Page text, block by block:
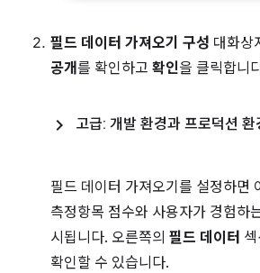
필드 데이터 가져오기 구성 대화상
공개를 확인하고 확인을 클릭합니
고급: 개발 환경과 프로덕션 환
필드 데이터 가져오기를 설정하면
측정항목 점수와 사용자가 경험하
시됩니다. 오른쪽의 필드 데이터
확인할 수 있습니다.